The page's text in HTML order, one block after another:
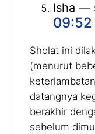
Isha —
09:52
Sholat ini
(menurut
datangnya
berakhir
sebelum